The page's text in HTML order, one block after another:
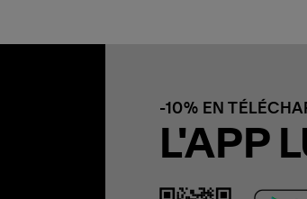
-10% EN
L'APP